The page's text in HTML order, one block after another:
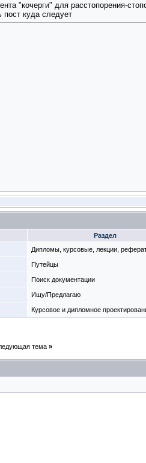
"кочерги" для расстопорения-
пост куда следует
Раздел
Дипломы, курсовые, лекции,
Путейцы
Поиск документации
Ищу/Предлагаю
Курсовое и дипломное
тема »